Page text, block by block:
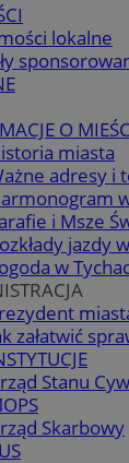
lokalne
O
miasta
adresy i
i Msze
jazdy
w
załatwić
Stanu
Skarbowy